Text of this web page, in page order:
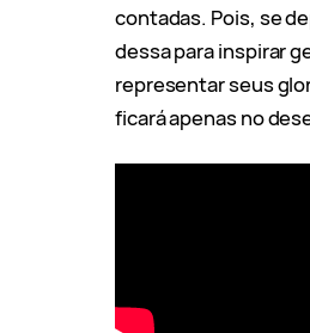
contadas. Pois, se
dessa para inspirar
representar seus
ficará apenas no